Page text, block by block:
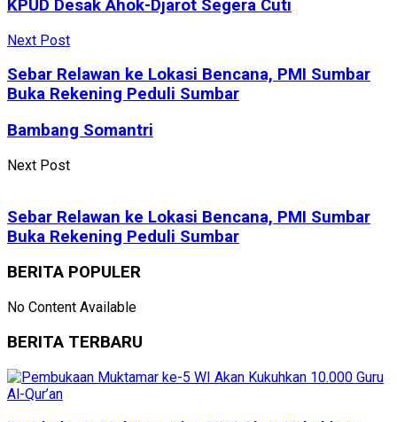
KPUD Desak Ahok-Djarot Segera Cuti
Next Post
Sebar Relawan ke Lokasi Bencana, PMI Sumbar
Buka Rekening Peduli Sumbar
Bambang Somantri
Next Post
Sebar Relawan ke Lokasi Bencana, PMI Sumbar
Buka Rekening Peduli Sumbar
BERITA POPULER
No Content Available
BERITA TERBARU